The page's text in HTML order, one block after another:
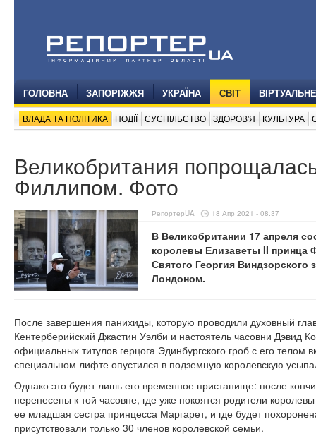
ГОЛОВНА ЗАПОРІЖЖЯ УКРАЇНА СВІТ
ВЛАДА ТА ПОЛІТИКА ПОДІЇ СУСПІЛЬСТВО ЗДОРОВ'Я КУЛЬТУРА
Великобритания
Филлипом. Фото
РепортерUA 18 Апр 2021 - 08:37
В Великобритании 17 апреля
королевы Елизаветы II принца
Святого Георгия
Лондоном.
После завершения панихиды, которую проводили духовный
Кентерберийский Джастин Уэлби и настоятель часовни Дэвид
официальных титулов герцога Эдинбургского гроб с его
специальном лифте опустился в подземную королевскую
Однако это будет лишь его временное пристанище: после
перенесены к той часовне, где уже покоятся родители
ее младшая сестра принцесса Маргарет, и где будет
присутствовали только 30 членов королевской семьи.